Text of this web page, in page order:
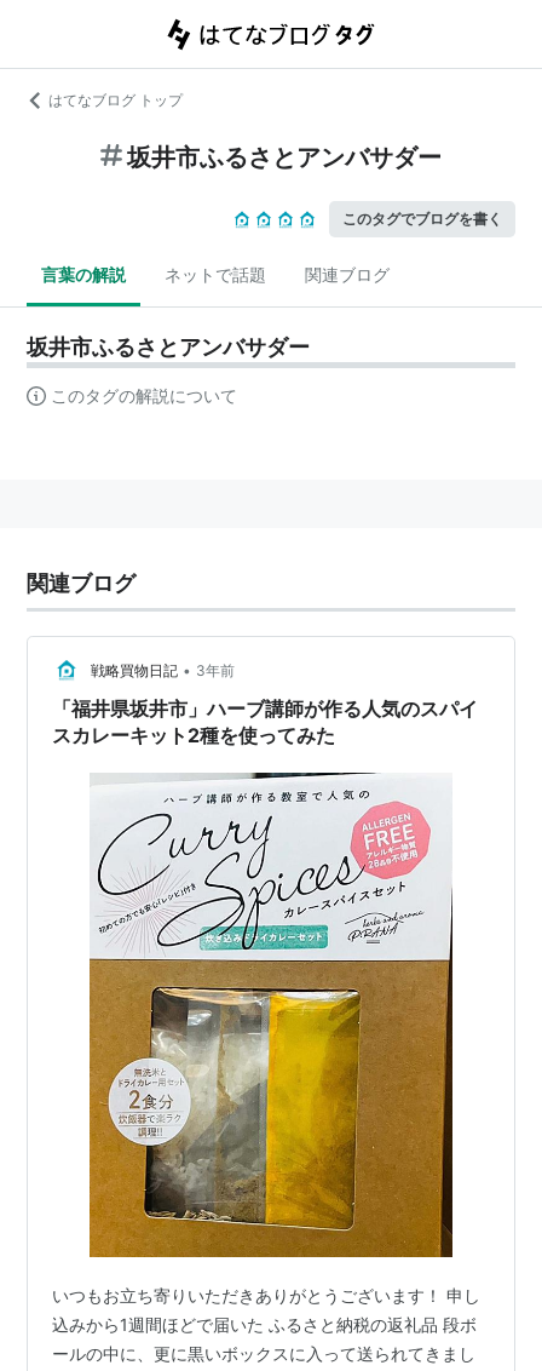
はてなブログ トップ
坂井市ふるさとアンバサダー
このタグでブログを書く
言葉の解説 ネットで話題 関連ブログ
坂井市ふるさとアンバサダー
このタグの解説について
関連ブログ
戦略買物日記 • 3年前
「福井県坂井市」ハーブ講師が作る人気のスパイ
スカレーキット2種を使ってみた
いつもお立ち寄りいただきありがとうございます！ 申し
込みから1週間ほどで届いた ふるさと納税の返礼品 段ボ
ールの中に、更に黒いボックスに入って送られてきまし